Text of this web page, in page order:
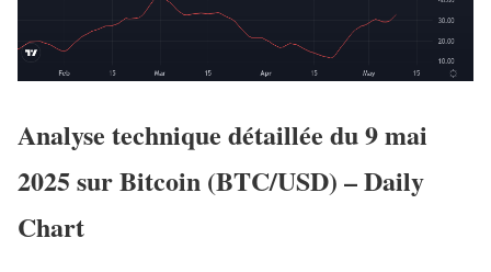
Analyse technique détaillée du 9 mai
2025 sur Bitcoin (BTC/USD) – Daily
Chart